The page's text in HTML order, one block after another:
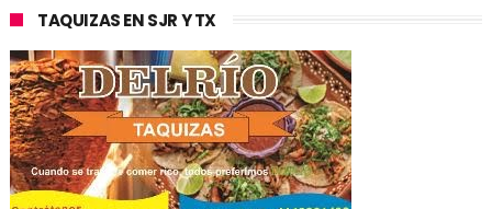
TAQUIZAS EN SJR Y TX